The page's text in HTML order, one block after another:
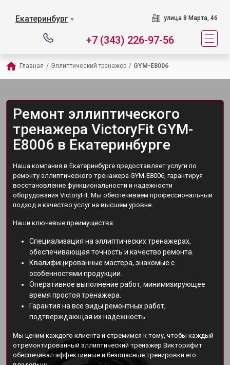
Екатеринбург ▼ улица 8 Марта, 46
+7 (343) 226-97-56
Главная / Эллиптический тренажер / GYM-E8006
Ремонт эллиптического
тренажера VictoryFit GYM-
E8006 в Екатеринбурге
Наша компания в Екатеринбурге предоставляет услуги по
ремонту эллиптического тренажера GYM-E8006, гарантируя
восстановление функциональности и надежности
оборудования VictoryFit. Мы обеспечиваем профессиональный
подход и качество услуг на высшем уровне.
Наши ключевые преимущества:
Специализация на эллиптических тренажерах,
обеспечивающая точность и качество ремонта.
Квалифицированные мастера, знакомые с
особенностями продукции.
Оперативное выполнение работ, минимизирующее
время простоя тренажера.
Гарантия на все виды ремонтных работ,
подтверждающая их надежность.
Мы ценим каждого клиента и стремимся к тому, чтобы каждый
отремонтированный эллиптический тренажер Викторифит
обеспечивал эффективные и безопасные тренировки его